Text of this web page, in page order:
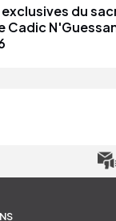
du
Cadic